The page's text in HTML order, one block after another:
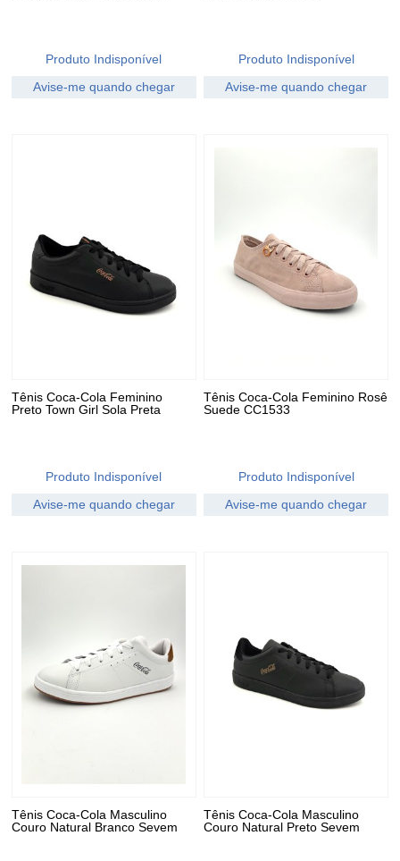
Produto Indisponível
Avise-me quando chegar
Produto Indisponível
Avise-me quando chegar
Tênis Coca-Cola Feminino
Preto Town Girl Sola Preta
Produto Indisponível
Avise-me quando chegar
Tênis Coca-Cola Feminino Rosê
Suede CC1533
Produto Indisponível
Avise-me quando chegar
Tênis Coca-Cola Masculino
Couro Natural Branco Sevem
Tênis Coca-Cola Masculino
Couro Natural Preto Sevem